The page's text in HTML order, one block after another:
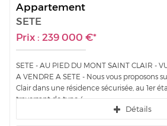
Appartement
SETE
Prix : 239 000 €*
SETE - AU PIED DU MONT SAINT CLAIR -
A VENDRE A SETE - Nous vous proposons
Clair dans une résidence sécurisée, au 1er
traversant de type 4...
Détails